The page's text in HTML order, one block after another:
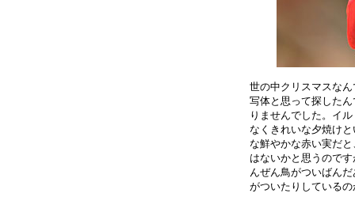
世の中クリスマスな
写体と思って探した
りませんでした。イ
なくきれいな夕焼け
な鮮やかな赤い実だ
はないかと思うので
んぜん鳥がついばん